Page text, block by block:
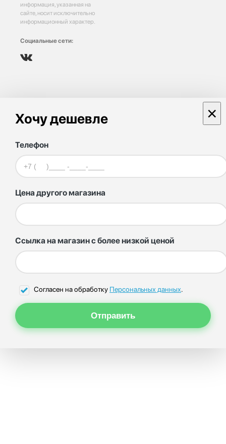
информация, указанная на
сайте, носит исключительно
информационный характер.
Социальные сети:
Хочу дешевле ×
Телефон
Цена другого магазина
Ссылка на магазин с более низкой ценой
Согласен на обработку Персональных данных.
Отправить